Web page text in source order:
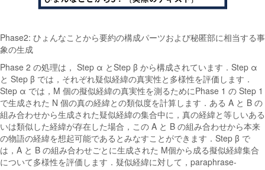
Phase2: ひょんなことから要約の構成パーツおよび秘匿部に相当する事
象の生成
Phase 2 の処理は， Step α とStep β から構成されています．Step α
と Step β では，それぞれ疑似経緯の真実性と多様性を評価します．
Step α では，M 個の擬似経緯の真実性を測るためにPhase 1 の Step 1
で生成された N 個の真の経緯との類似度を計算します．ある A と B の
組み合わせから生成された疑似経緯の集合中に，真の経緯と等しいある
いは類似した経緯が存在した場合，この A と B の組み合わせから本来
の物語の経緯を想起可能であるとみなすことができます．Step β で
は，A と B の組み合わせごとに生成された M個から成る擬似経緯集合
について多様性を評価します．疑似経緯に対して，paraphrase-